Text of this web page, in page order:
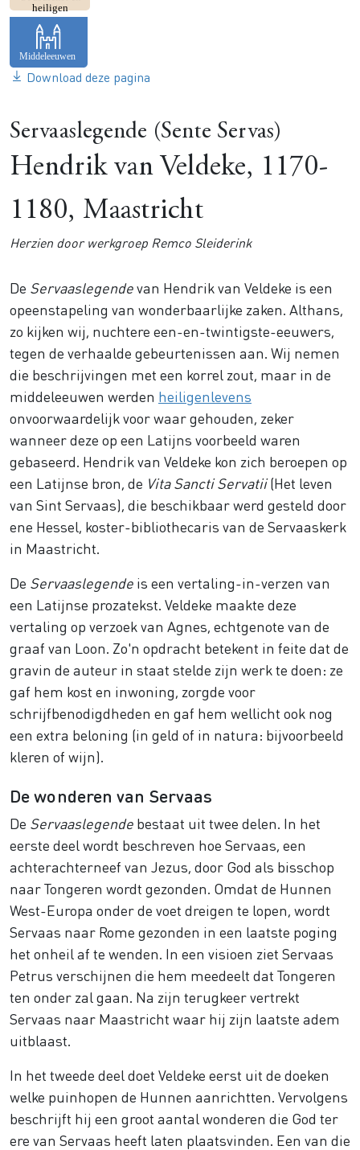
heiligen
Download deze pagina
Servaaslegende (Sente Servas)
Hendrik van Veldeke, 1170-
1180, Maastricht
Herzien door werkgroep Remco Sleiderink
De Servaaslegendevan Hendrik van Veldeke is een
opeenstapeling van wonderbaarlijke zaken. Althans,
zo kijken wij, nuchtere een-en-twintigste-eeuwers,
tegen de verhaalde gebeurtenissen aan. Wij nemen
die beschrijvingen met een korrel zout, maar in de
middeleeuwen werden heiligenlevens
onvoorwaardelijk voor waar gehouden, zeker
wanneer deze op een Latijns voorbeeld waren
gebaseerd. Hendrik van Veldeke kon zich beroepen op
een Latijnse bron, de Vita Sancti Servatii(Het leven
van Sint Servaas), die beschikbaar werd gesteld door
ene Hessel, koster-bibliothecaris van de Servaaskerk
in Maastricht.
De Servaaslegende is een vertaling-in-verzen van
een Latijnse prozatekst. Veldeke maakte deze
vertaling op verzoek van Agnes, echtgenote van de
graaf van Loon. Zo'n opdracht betekent in feite dat de
gravin de auteur in staat stelde zijn werk te doen: ze
gaf hem kost en inwoning, zorgde voor
schrijfbenodigdheden en gaf hem wellicht ook nog
een extra beloning (in geld of in natura: bijvoorbeeld
kleren of wijn).
De wonderen van Servaas
De Servaaslegende bestaat uit twee delen. In het
eerste deel wordt beschreven hoe Servaas, een
achterachterneef van Jezus, door God als bisschop
naar Tongeren wordt gezonden. Omdat de Hunnen
West-Europa onder de voet dreigen te lopen, wordt
Servaas naar Rome gezonden in een laatste poging
het onheil af te wenden. In een visioen ziet Servaas
Petrus verschijnen die hem meedeelt dat Tongeren
ten onder zal gaan. Na zijn terugkeer vertrekt
Servaas naar Maastricht waar hij zijn laatste adem
uitblaast.
In het tweede deel doet Veldeke eerst uit de doeken
welke puinhopen de Hunnen aanrichtten. Vervolgens
beschrijft hij een groot aantal wonderen die God ter
ere van Servaas heeft laten plaatsvinden. Een van die